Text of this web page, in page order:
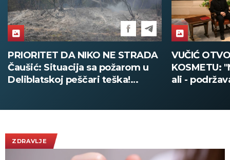
VUČIĆ OTVORENO O UKRAJINI I
KOSMETU: "Ne postoji nikakvo
ali - podržavamo teritorijalni
ZELENSKI
DOČEKALA
ĐEDOVIĆ
ZDRAVLJE